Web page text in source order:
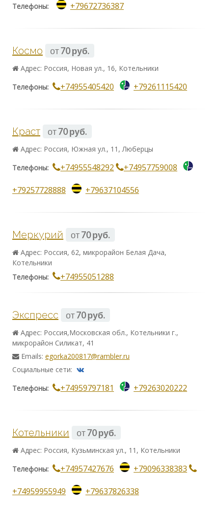
Телефоны: +79672736387
Космо от70 руб.
Адрес: Россия, Новая ул., 16, Котельники
Телефоны: +74955405420 +79261115420
Краст от70 руб.
Адрес: Россия, Южная ул., 11, Люберцы
Телефоны: +74955548292 +74957759008
+79257728888 +79637104556
Меркурий от70 руб.
Адрес: Россия, 62, микрорайон Белая Дача,
Котельники
Телефоны:
+74955051288
Экспресс от70 руб.
Адрес: Россия,Московская обл., Котельники г.,
микрорайон Силикат, 41
Emails: egorka200817@rambler.ru
Социальные сети:
Телефоны: +74959797181 +79263020222
Котельники от70 руб.
Адрес: Россия, Кузьминская ул., 11, Котельники
Телефоны: +74957427676 +79096338383
+74959955949 +79637826338